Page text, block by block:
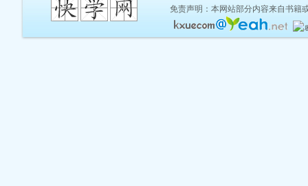
免责声明：本网站部分内容来自书籍